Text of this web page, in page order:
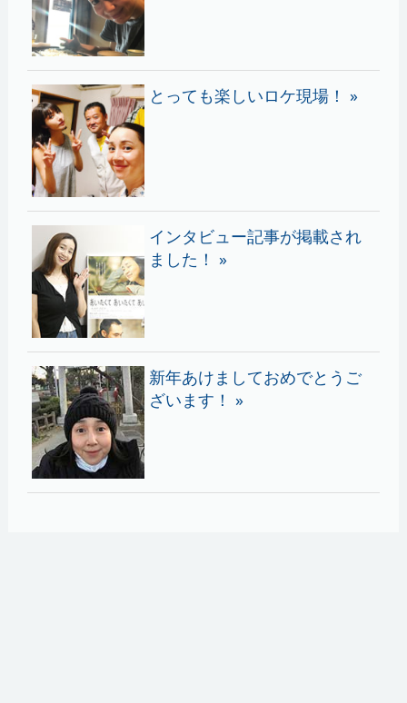
とっても楽しいロケ現場！ »
インタビュー記事が掲載され
ました！ »
新年あけましておめでとうご
ざいます！ »